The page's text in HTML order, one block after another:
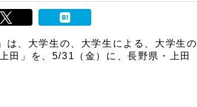
、大学生の、大学生による、大学生の
田」を、5/31（金）に、長野県・上田